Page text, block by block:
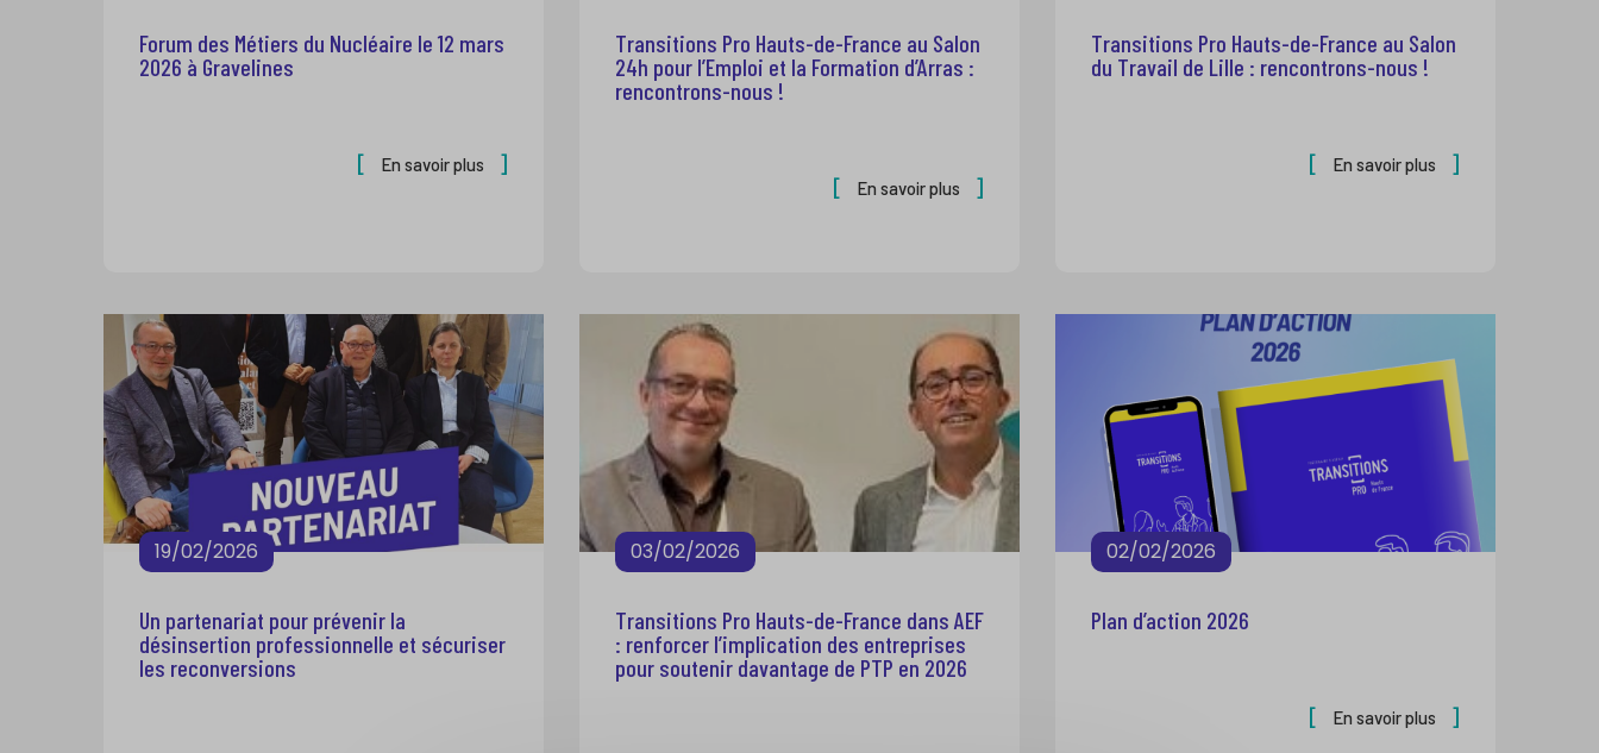
Forum des Métiers du Nucléaire le 12 mars
2026 à Gravelines
En savoir plus
Transitions Pro Hauts-de-France au Salon
24h pour l’Emploi et la Formation d’Arras :
rencontrons-nous !
En savoir plus
Transitions Pro Hauts-de-France au Salon
du Travail de Lille : rencontrons-nous !
En savoir plus
19/02/2026
Un partenariat pour prévenir la
désinsertion professionnelle et sécuriser
les reconversions
03/02/2026
Transitions Pro Hauts-de-France dans AEF
: renforcer l’implication des entreprises
pour soutenir davantage de PTP en 2026
02/02/2026
Plan d’action 2026
En savoir plus